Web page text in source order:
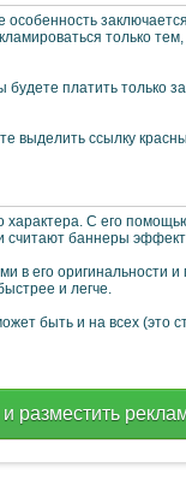
только
платить только
выделить ссылку
С его
считают баннеры
в его оригинальности
и легче.
быть и на всех (это
разместить